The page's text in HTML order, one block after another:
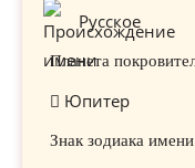
Русское
Планета
Юпитер
Знак зодиака имени